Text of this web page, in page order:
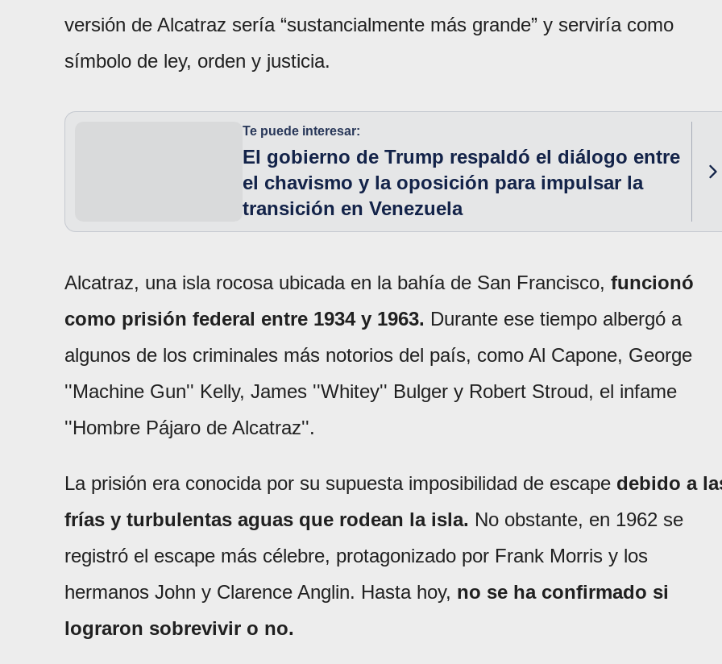
versión de Alcatraz sería “sustancialmente más grande” y serviría como
símbolo de ley, orden y justicia.
Te puede interesar:
El gobierno de Trump respaldó el diálogo entre
el chavismo y la oposición para impulsar la
transición en Venezuela
Alcatraz, una isla rocosa ubicada en la bahía de San Francisco, funcionó
como prisión federal entre 1934 y 1963. Durante ese tiempo albergó a
algunos de los criminales más notorios del país, como Al Capone, George
''Machine Gun'' Kelly, James ''Whitey'' Bulger y Robert Stroud, el infame
''Hombre Pájaro de Alcatraz''.
La prisión era conocida por su supuesta imposibilidad de escape debido a
frías y turbulentas aguas que rodean la isla. No obstante, en 1962 se
registró el escape más célebre, protagonizado por Frank Morris y los
hermanos John y Clarence Anglin. Hasta hoy, no se ha confirmado si
lograron sobrevivir o no.